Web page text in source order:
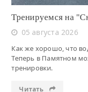
Тренируемся на
05 августа 2026
Как же хорошо, что
Теперь в Памятном
тренировки.
Читать